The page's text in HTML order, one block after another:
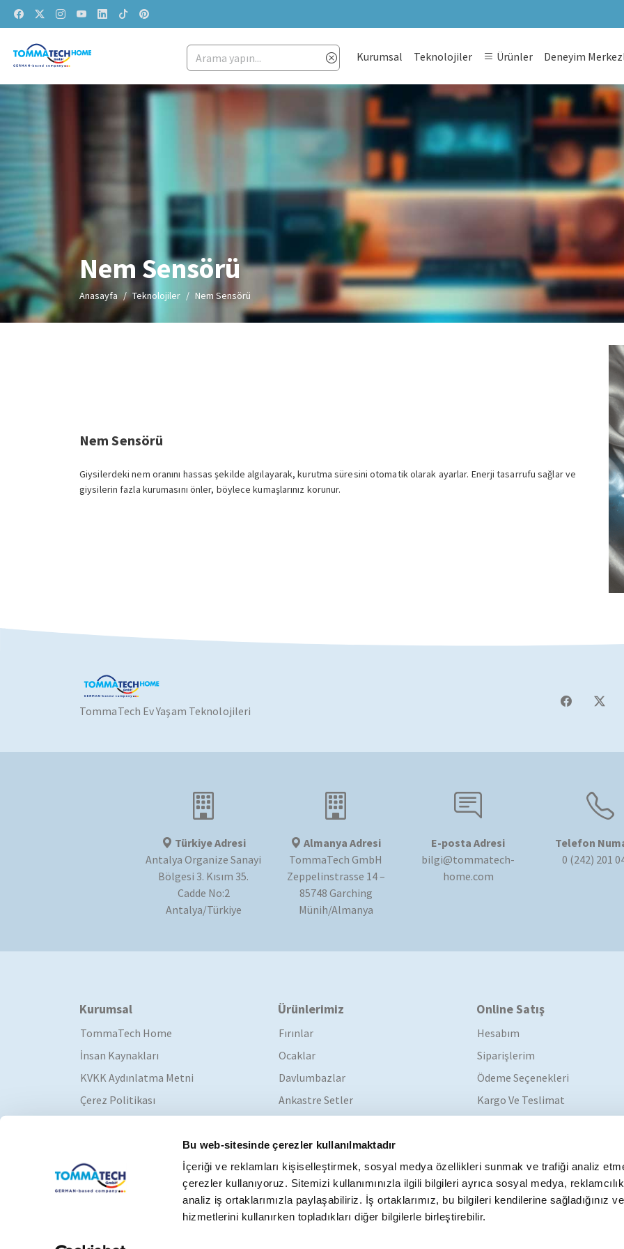
Bu web-sitesinde çerezler kullanılmaktadır
İçeriği ve reklamları kişiselleştirmek, sosyal medya özellikleri sunmak ve trafiği analiz
çerezler kullanıyoruz. Sitemizi kullanımınızla ilgili bilgileri ayrıca sosyal medya,
analiz iş ortaklarımızla paylaşabiliriz. İş ortaklarımız, bu bilgileri kendilerine sağladığınız
hizmetlerini kullanırken topladıkları diğer bilgilerle birleştirebilir.
Kurumsal Teknolojiler Ürünler Deneyim
Nem Sensörü
Anasayfa Teknolojiler Nem Sensörü
Nem Sensörü
Giysilerdeki nem oranını hassas şekilde algılayarak, kurutma süresini otomatik olarak ayarlar. Enerji tasarrufu sağlar ve
giysilerin fazla kurumasını önler, böylece kumaşlarınız korunur.
TommaTech Ev Yaşam Teknolojileri
Türkiye Adresi
Antalya Organize Sanayi
Bölgesi 3. Kısım 35.
Cadde No:2
Antalya/Türkiye
Almanya Adresi
TommaTech GmbH
Zeppelinstrasse 14 –
85748 Garching
Münih/Almanya
E-posta Adresi
bilgi@tommatech-
home.com
Telefon
0 (242) 201
Kurumsal
TommaTech Home
İnsan Kaynakları
KVKK Aydınlatma Metni
Çerez Politikası
Ürünlerimiz
Fırınlar
Ocaklar
Davlumbazlar
Ankastre Setler
Online Satış
Hesabım
Siparişlerim
Ödeme Seçenekleri
Kargo Ve Teslimat